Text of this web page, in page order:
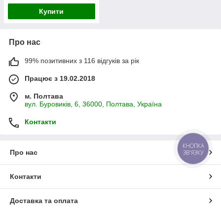
Купити
Про нас
99% позитивних з 116 відгуків за рік
Працює з 19.02.2018
м. Полтава
вул. Буровиків, 6, 36000, Полтава, Україна
Контакти
Про нас
Контакти
Доставка та оплата
КНОПКА
ЗВ'ЯЗКУ